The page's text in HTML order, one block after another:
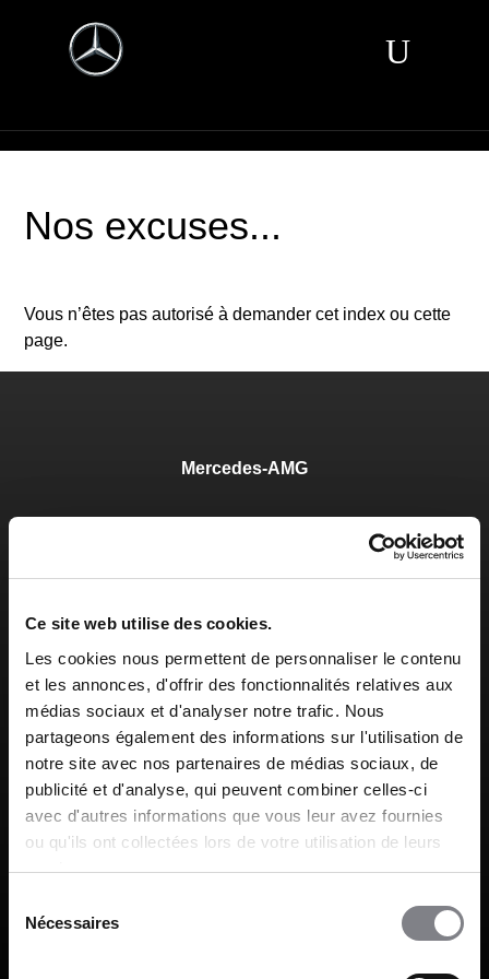
Ce site web utilise des cookies.
Les cookies nous permettent de personnaliser le contenu
et les annonces, d'offrir des fonctionnalités relatives aux
médias sociaux et d'analyser notre trafic. Nous
partageons également des informations sur l'utilisation de
notre site avec nos partenaires de médias sociaux, de
publicité et d'analyse, qui peuvent combiner celles-ci
avec d'autres informations que vous leur avez fournies
ou qu'ils ont collectées lors de votre utilisation de leurs
services.
Nécessaires
Nos excuses...
Vous n’êtes pas autorisé à demander cet index ou cette
page.
Mercedes-AMG
Mercedes-EQ